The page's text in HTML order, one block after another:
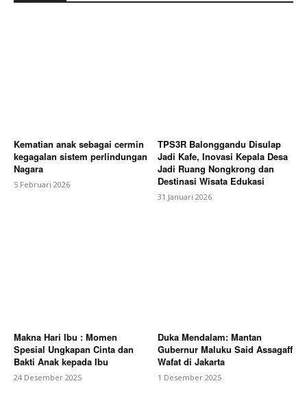
Kematian anak sebagai cermin
kegagalan sistem perlindungan
Nagara
5 Februari 2026
TPS3R Balonggandu Disulap
Jadi Kafe, Inovasi Kepala Desa
Jadi Ruang Nongkrong dan
Destinasi Wisata Edukasi
31 Januari 2026
Makna Hari Ibu : Momen
Spesial Ungkapan Cinta dan
Bakti Anak kepada Ibu
24 Desember 2025
Duka Mendalam: Mantan
Gubernur Maluku Said Assagaff
Wafat di Jakarta
1 Desember 2025